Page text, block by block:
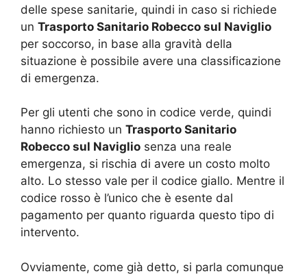
delle spese sanitarie, quindi in caso si richiede
un Trasporto Sanitario Robecco sul Naviglio
per soccorso, in base alla gravità della
situazione è possibile avere una classificazione
di emergenza.
Per gli utenti che sono in codice verde, quindi
hanno richiesto un Trasporto Sanitario
Robecco sul Naviglio senza una reale
emergenza, si rischia di avere un costo molto
alto. Lo stesso vale per il codice giallo. Mentre il
codice rosso è l’unico che è esente dal
pagamento per quanto riguarda questo tipo di
intervento.
Ovviamente, come già detto, si parla comunque